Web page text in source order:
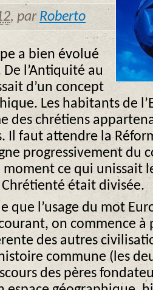
, par Roberto
a bien évolué
l’Antiquité au
d’un concept
Les habitants de
des chrétiens
Il faut attendre la
progressivement du
moment ce qui unissait
était divisée.
que l’usage du mot
on commence à
des autres
commune (les
des pères